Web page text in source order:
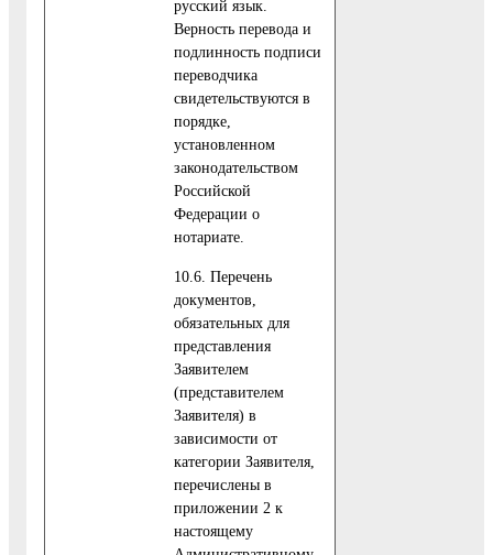
русский язык.
Верность перевода и
подлинность подписи
переводчика
свидетельствуются в
порядке,
установленном
законодательством
Российской
Федерации о
нотариате.
10.6. Перечень
документов,
обязательных для
представления
Заявителем
(представителем
Заявителя) в
зависимости от
категории Заявителя,
перечислены в
приложении 2 к
настоящему